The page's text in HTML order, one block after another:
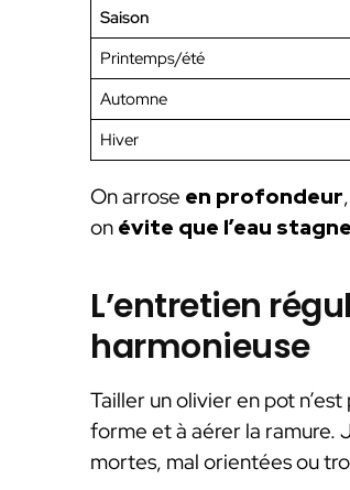
Saison
Printemps/été
Automne
Hiver
On arrose en profondeur
on évite que l’eau
L’entretien
harmonieuse
Tailler un olivier en pot
forme et à aérer la ramure.
mortes, mal orientées ou